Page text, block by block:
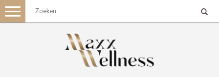
Toggle
navigation